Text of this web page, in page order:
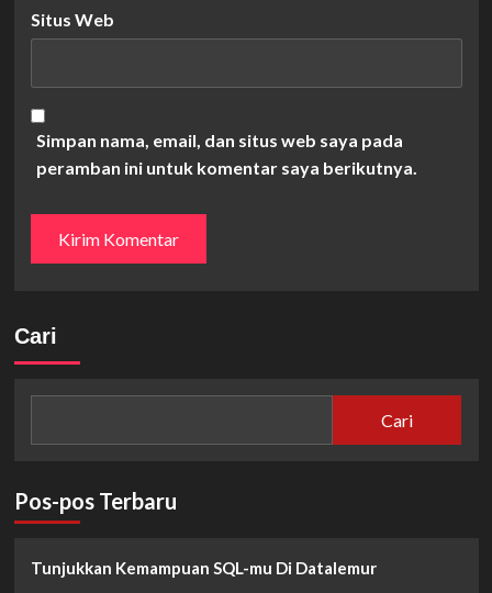
Situs Web
Simpan nama, email, dan situs web saya pada
peramban ini untuk komentar saya berikutnya.
Cari
Cari
Pos-pos Terbaru
Tunjukkan Kemampuan SQL-mu Di Datalemur